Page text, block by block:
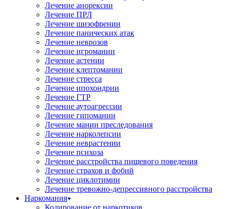
Лечение анорексии
Лечение ПРЛ
Лечение шизофрении
Лечение панических атак
Лечение неврозов
Лечение игромании
Лечение астении
Лечение клептомании
Лечение стресса
Лечение ипохондрии
Лечение ГТР
Лечение аутоагрессии
Лечение гипомании
Лечение мании преследования
Лечение нарколепсии
Лечение неврастении
Лечение психоза
Лечение расстройства пищевого поведения
Лечение страхов и фобий
Лечение циклотимии
Лечение тревожно-депрессивного расстройства
Наркомания
Кодирование от наркотиков